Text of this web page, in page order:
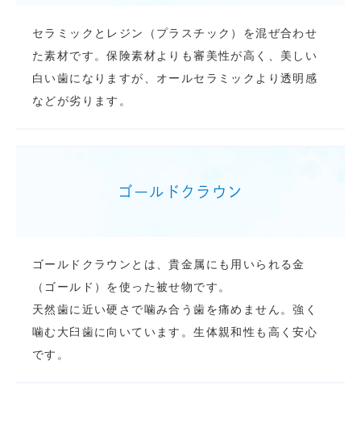
セラミックとレジン（プラスチック）を混ぜ合わせ
た素材です。保険素材よりも審美性が高く、美しい
白い歯になりますが、オールセラミックより透明感
などが劣ります。
ゴールドクラウン
ゴールドクラウンとは、貴金属にも用いられる金
（ゴールド）を使った被せ物です。
天然歯に近い硬さで噛み合う歯を痛めません。強く
噛む大臼歯に向いています。生体親和性も高く安心
です。